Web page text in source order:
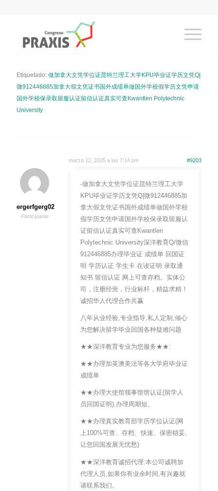
Etiquetado: 做加拿大文凭学位证昆特兰理工大学KPU毕业证学历文凭Q|
微912446885加拿大假文凭证书国外成绩单做国外学校假学历文凭申请
国外学校保录取留服认证留信认证真实可查Kwantlen Polytechnic
University
marzo 12, 2025 a las 7:14 pm #9203
ergerfgerg02
Participante
-做加拿大文凭学位证昆特兰理工大学
KPU毕业证学历文凭Q|微912446885加
拿大假文凭证书国外成绩单做国外学校
假学历文凭申请国外学校保录取留服认
证留信认证真实可查Kwantlen
Polytechnic University深洋教育Q/微信
912446885办理毕业证 成绩单 回国证
明 学历认证 学生卡 在读证明 录取通
知书 留信认证 网上可查存档。实体公
司，注册经营，行业标杆，精益求精！
诚招华人代理合作共赢
八年从业经验,专业指导,私人定制,倾心
为您解决留学毕业回国各种疑难问题
★★深洋教育专业为您服务★★:
★★办理加英澳美法等各大学府毕业证
成绩单
★★办理大使馆领事馆馆认证(留学人
员回国证明),办理周期短。
★★办理真实教育部学历学位认证(网
上100%可查、存档、快速、保密稳妥,
让您回国发展无忧愁)
★★深洋教育诚招代理:本公司诚聘加
代理人员,如果你有业余时间,有兴趣就
请联系我们。